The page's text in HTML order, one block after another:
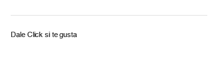
Dale Click si te gusta